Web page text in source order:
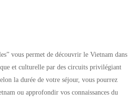
vous permet de découvrir le Vietnam dans
et culturelle par des circuits privilégiant
la durée de votre séjour, vous pourrez
ou approfondir vos connaissances du